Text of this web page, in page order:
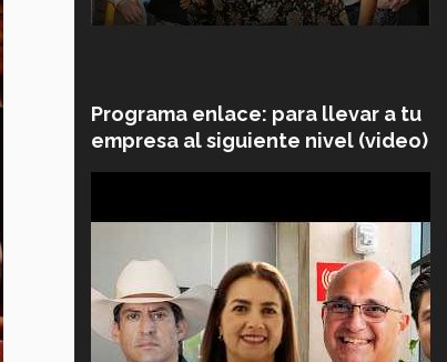
Programa enlace: para llevar a tu
empresa al siguiente nivel (video)